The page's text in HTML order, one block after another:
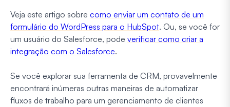
Veja este artigo sobre como enviar um contato de um
formulário do WordPress para o HubSpot. Ou, se você for
um usuário do Salesforce, pode verificar como criar a
integração com o Salesforce.
Se você explorar sua ferramenta de CRM, provavelmente
encontrará inúmeras outras maneiras de automatizar
fluxos de trabalho para um gerenciamento de clientes